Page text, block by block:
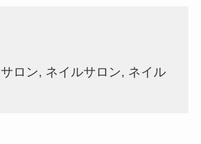
ロン, ネイルサロン, ネイル